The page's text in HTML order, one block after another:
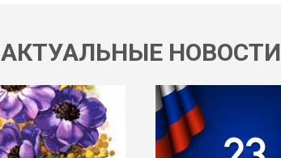
АКТУАЛЬНЫЕ НОВОСТИ